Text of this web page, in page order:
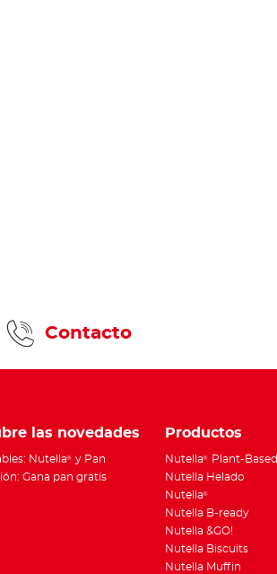
Contacto
las novedades
Nutella® y Pan
Gana pan gratis
Productos
Nutella®
Plant-Based
Nutella Helado
Nutella®
Nutella B-ready
Nutella &GO!
Nutella Biscuits
Nutella Muffin